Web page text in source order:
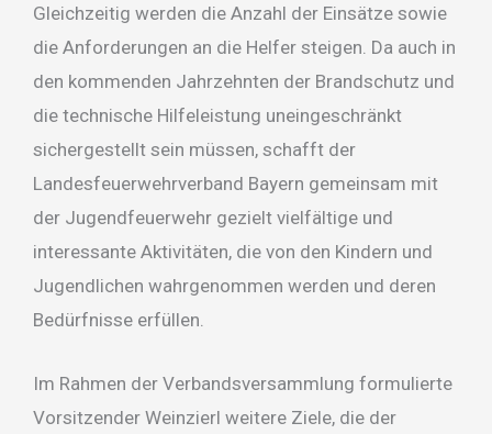
Gleichzeitig werden die Anzahl der Einsätze sowie
die Anforderungen an die Helfer steigen. Da auch in
den kommenden Jahrzehnten der Brandschutz und
die technische Hilfeleistung uneingeschränkt
sichergestellt sein müssen, schafft der
Landesfeuerwehrverband Bayern gemeinsam mit
der Jugendfeuerwehr gezielt vielfältige und
interessante Aktivitäten, die von den Kindern und
Jugendlichen wahrgenommen werden und deren
Bedürfnisse erfüllen.
Im Rahmen der Verbandsversammlung formulierte
Vorsitzender Weinzierl weitere Ziele, die der